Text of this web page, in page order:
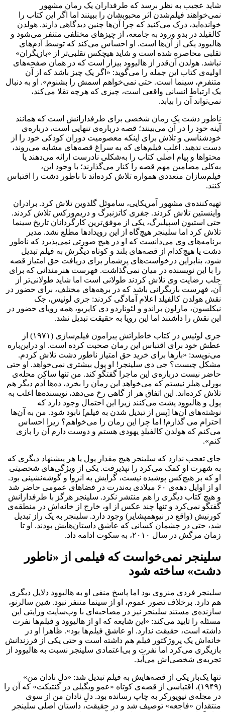
شاید عجیب به نظر برسد که طرفداران یک رمان مشهور
نمی‌خواهند فیلم‌شدن اثر محبوبشان را ببینند اما اگر این کتاب را
خوانده‌اید، درک می‌کنید که چرا آن‌ها چنین دیدگاهی دارند. هولدن
کالفیلد در بدو ورود به جامعه، از چیزهای مختلفی متنفر می‌شود و
هالیوود یکی از آن‌ها است. او احساس می‌کند که توسط آدم‌های
تقلبی محاصره شده است و شاید هیچکس تقلبی‌تر از «بازیگران»
نباشد. هولدن آن‌‎قدر از هالیوود بیزار است که در همان صفحه‌های
اولیه‌ی کتاب این جمله را می‌گوید: «اگر یک چیز باشد که از آن
متنفرم، سینما است. حتی نمی‌خواهم اسمش را بشنوم». او به دنبال
یک ارتباط انسانی واقعی است، چیزی که هرچه تقلا می‌کند،
نمی‌تواند آن را بیابد.
ناطور دشت یک رمان شخصی برای طرفدارانش است که همانند
آینه خود را در آن می‌بینند؛ قصه درباره‌ی تنهایی است، درباره‌ی
خودشناسی و تلاش برای اینکه معصومیت دوران کودکی خود را از
دست ندهید. اغلب فیلم‌های که به سراغ قصه‌های مشابه می‌روند،
محتواها و پیام اصلی کتاب را به‌شکلی نادرست ارائه می‌دهند یا
به‌کلی مضامین مهم قصه را کنار می‌گذارند؛ با وجود این،
فیلم‌سازان متعددی همواره تلاش کرده‌اند تا ناطور دشت را اقتباس
کنند.
تهیه‌کننده‌ی مشهور آمریکایی، ساموئل گلدوین تلاش کرد. برادران
واینستین تلاش کردند. جفری کاتزنبرگ و دریم‌ورکس تلاش کردند.
حتی استیون اسپیلبرگ، یکی از موفق‌ترین کارگردانان تاریخ سینما
تلاش کرد اما سلینجر هیچ‌گاه از این رویدادها مطلع نشد. مدیر
برنامه‌های وی می‌دانست که او در هیچ صورتی نمی‌پذیرد که ناطور
دشت یا هیچ‌کدام از قصه‌های بلند و کوتاه دیگرش به فیلم تبدیل
شود، بنابراین درخواست‌های پرشمار برای دریافت حق امتیاز قصه
را با این نویسنده در میان نمی‌گذاشت. فهرست هنرمندانی که برای
جلب رضایت وی تلاش کردند طولانی است اما شاید طولانی‌تر از
آن، فهرست بازیگرانی باشد که در برهه‌های مختلف، برای حضور در
نقش هولدن کالفیلد اعلام آمادگی کردند: جری لوئیس، جک
نیکلسون، مارلون براندو و لئوناردو دی کاپریو، همه رویای حضور در
این نقش را داشتند اما این رویا به حقیقت تبدیل نشد.
جری لوئیس در کتاب خاطراتش پیرامون فیلم‌سازی (۱۹۷۱) از
عطش خود برای اقتباس این رمان صحبت کرده است. او دراین‌باره
می‌نویسد: «بارها برای خرید حق امتیاز ناطور دشت تلاش کردم.
مشکل چیست؟ جی دی سلینجر! او پول بیشتری نمی‌خواهد. او حتی
حاضر نیست درباره‌ی این ماجرا گفتگو کند. من تنها ساکن محله‌ی
بورلی هیلز نیستم که می‌خواهد این رمان را بخرد، ده‌ها آدم دیگر هم
تلاش کرد‌ه‌اند. این اتفاق هر از گاهی رخ می‌دهد، نویسنده‌ها اغلب به
پول و هالیوود پشت می‌کنند زیرا این احتمال وجود دارد که
نوشته‌های آن‌ها [پس از تبدیل شدن به فیلم] نابود شود. من به آن‌ها
احترام می گذارم! اما چرا این رمان را می‌خواهم؟ زیرا احساس
می‌کنم که هولدن کالفیلدِ یهودی هستم و دوست دارم آن را بازی
کنم».
جای تعجب ندارد که سلینجر هیچ مقدار پول یا هر پیشنهاد دیگری که
به شهرت او کمک می‌کرد را نپذیرفت. یکی از ویژگی‌های شخصیتی
او که بر هیچ‌کس پوشیده نیست، گرایش به انزوا و گوشه‌نشینی بود.
او از اوایل دهه‌ی ۶۰ میلادی به‌ندرت در فضاهای عمومی حاضر شد
و هیچ کتاب دیگری را هم منتشر نکرد. سلینجر هرگز با طرفدارانش
گفتگو نمی‌کرد و تنها چند عکس از او، خارج از خانه‌اش در منطقه‌ی
کورنیش (واقع در نیوهمپشایر) وجود دارد. سلینجر به یک راز تبدیل
شد، حتی در چشمان کسانی که عاشق داستان‌هایش بودند. او تا
زمان مرگش در سال ۲۰۱۰، به سکوت ادامه داد.
سلینجر نمی‌خواست که فیلمی از «ناطور
دشت» ساخته شود
سلینجر فردی منزوی بود اما پاسخ منفی او به هالیوود دلایل دیگری
هم دارد. برخلاف تصور عموم، او از سینما متنفر نبود. شین سالرنو،
سازنده‌ی مستند سلینجر نیز در مصاحبه‌ای با وب‌سایت ورایتی این
مسئله را تایید می‌کند: «این شایعه که او از هالیوود و فیلم‌ها نفرت
داشته است، حقیقت ندارد. او عاشق فیلم‌ها بود». ظاهرا او در
خانه‌اش یک پروژکتور فیلم هم داشته است و حتی یکی از فرزندانش
بازیگری می‌کرد اما نفرت و بی‌اعتمادی سلینجر نسبت به هالیوود از
تجربه‌ی شخصی‌اش می‌آید.
تنها یک‌بار یکی از قصه‌هایش به فیلم تبدیل شد: «دلِ نادان من»
(۱۹۴۹)، اقتباسی از قصه‌ی کوتاه «عمو ویگیلی در کنتیکت» که آن را
در مجله‌ی نیویورکر به چاپ رسانده بود. دلِ نادان من از سوی
منتقدان «فاجعه» توصیف شد و در حقیقت، داستان اصلی سلینجر